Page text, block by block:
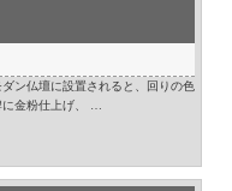
ン仏壇に設置されると、回りの色
金粉仕上げ、 …